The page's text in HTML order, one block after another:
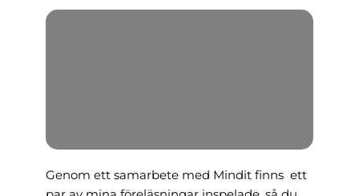
Genom ett samarbete med Mindit finns ett